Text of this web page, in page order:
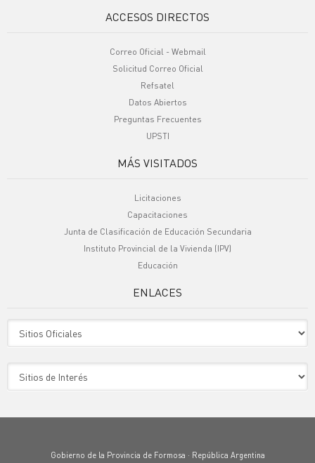
ACCESOS DIRECTOS
Correo Oficial - Webmail
Solicitud Correo Oficial
Refsatel
Datos Abiertos
Preguntas Frecuentes
UPSTI
MÁS VISITADOS
Licitaciones
Capacitaciones
Junta de Clasificación de Educación Secundaria
Instituto Provincial de la Vivienda (IPV)
Educación
ENLACES
Gobierno de la Provincia de Formosa · República Argentina